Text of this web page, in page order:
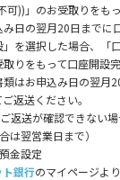
可))」のお受取りをも
の翌月20日までに口
を選択した場合、「
りをもって口座開設
お申込み日の翌月20
返送ください。
返送が確認できない
は翌営業日まで）
金設定
銀行のマイページよ